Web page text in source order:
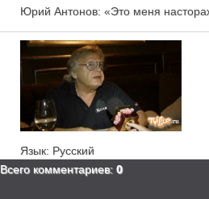
Юрий Антонов: «Это меня
Язык: Русский
Всего комментариев: 0